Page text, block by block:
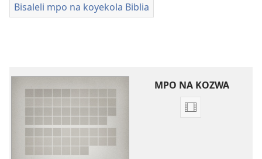
Bisaleli mpo na koyekola Biblia
MPO NA KOZWA
Ndenge